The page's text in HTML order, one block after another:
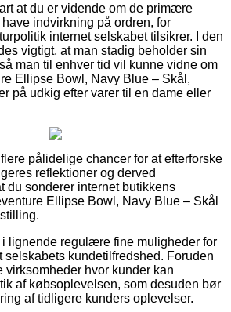
at du er vidende om de primære
indvirkning på ordren, for
internet selskabet tilsikrer. I den
vigtigt, at man stadig beholder sin
man til enhver tid vil kunne vidne om
Ellipse Bowl, Navy Blue – Skål,
på udkig efter varer til en dame eller
pålidelige chancer for at efterforske
reflektioner og derved
du sonderer internet butikkens
Ellipse Bowl, Navy Blue – Skål
i lignende regulære fine muligheder for
selskabets kundetilfredshed. Foruden
virksomheder hvor kunder kan
af købsoplevelsen, som desuden bør
af tidligere kunders oplevelser.